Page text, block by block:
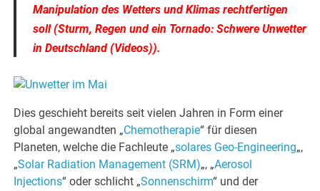
Manipulation des Wetters und Klimas rechtfertigen
soll (Sturm, Regen und ein Tornado: Schwere Unwetter
in Deutschland (Videos)).
Dies geschieht bereits seit vielen Jahren in Form einer
global angewandten „Chemotherapie“ für diesen
Planeten, welche die Fachleute „solares Geo-Engineering„,
„Solar Radiation Management (SRM)„, „Aerosol
Injections“ oder schlicht „Sonnenschirm“ und der